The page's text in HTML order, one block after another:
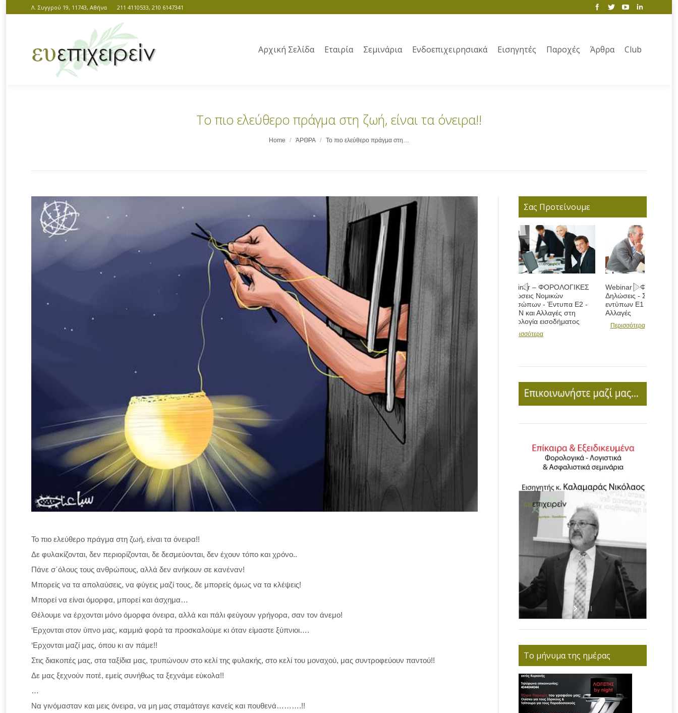
Λ. Συγγρού 19, 11743, Αθήνα 211 4110533, 210 6147341
Αρχική Σελίδα Εταιρία Σεμινάρια Ενδοεπιχειρησιακά Εισηγητές Παροχές Άρθρα Club
Το πιο ελεύθερο πράγμα στη ζωή, είναι τα όνειρα!!
Home ΆΡΘΡΑ Το πιο ελεύθερο πράγμα στη…
Το πιο ελεύθερο πράγμα στη ζωή, είναι τα όνειρα!!
Δε φυλακίζονται, δεν περιορίζονται, δε δεσμεύονται, δεν έχουν τόπο και χρόνο..
Πάνε σ΄όλους τους ανθρώπους, αλλά δεν ανήκουν σε κανέναν!
Μπορείς να τα απολαύσεις, να φύγεις μαζί τους, δε μπορείς όμως να τα κλέψεις!
Μπορεί να είναι όμορφα, μπορεί και άσχημα…
Θέλουμε να έρχονται μόνο όμορφα όνειρα, αλλά και πάλι φεύγουν γρήγορα, σαν τον άνεμο!
‘Ερχονται στον ύπνο μας, καμμιά φορά τα προσκαλούμε κι όταν είμαστε ξύπνιοι….
‘Ερχονται μαζί μας, όπου κι αν πάμε!!
Στις διακοπές μας, στα ταξίδια μας, τρυπώνουν στο κελί της φυλακής, στο κελί του μοναχού, μας συντροφεύουν παντού!!
Δε μας ξεχνούν ποτέ, εμείς συνήθως τα ξεχνάμε εύκολα!!
…
Να γινόμασταν και μεις όνειρα, να μη μας σταμάταγε κανείς και πουθενά……….!!
Σας Προτείνουμε
Webinar – ΦΟΡΟΛΟΓΙΚΕΣ
Δηλώσεις - Συμπλήρωση
εντύπων Ε1 - Ε2 - Ε3 και
Αλλαγές
Περισσότερα
Το μήνυμα της ημέρας